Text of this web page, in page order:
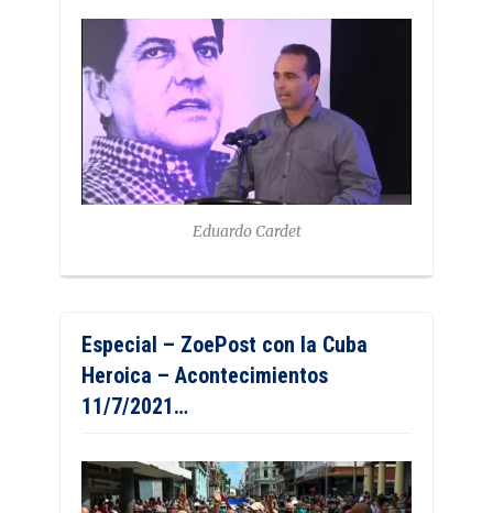
Eduardo Cardet
Especial – ZoePost con la Cuba
Heroica – Acontecimientos
11/7/2021…